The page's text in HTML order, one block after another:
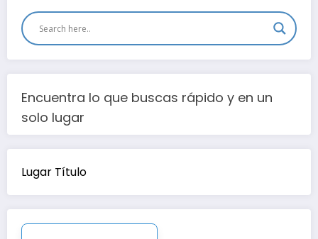
Encuentra lo que buscas rápido y en un
solo lugar
Lugar Título